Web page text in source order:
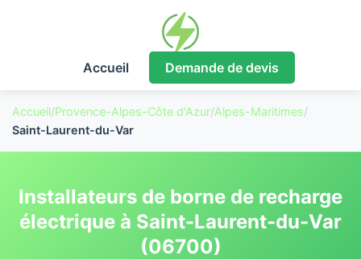
Accueil Demande de devis
Accueil/Provence-Alpes-Côte d'Azur/Alpes-Maritimes/
Saint-Laurent-du-Var
Installateurs de borne de recharge
électrique à Saint-Laurent-du-Var
(06700)